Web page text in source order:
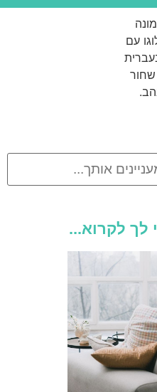
לקרוא...